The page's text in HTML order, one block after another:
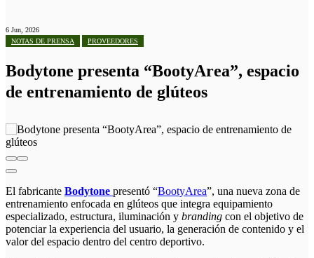
6 Jun, 2026
NOTAS DE PRENSA
PROVEEDORES
Bodytone presenta “BootyArea”, espacio
de entrenamiento de glúteos
El fabricante Bodytone presentó “BootyArea”, una nueva zona de
entrenamiento enfocada en glúteos que integra equipamiento
especializado, estructura, iluminación y branding con el objetivo de
potenciar la experiencia del usuario, la generación de contenido y el
valor del espacio dentro del centro deportivo.